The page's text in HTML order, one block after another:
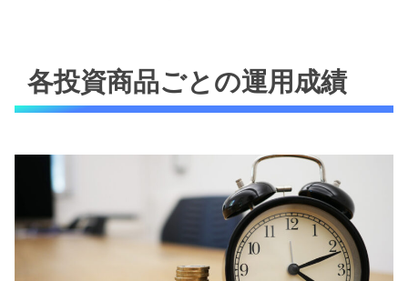
各投資商品ごとの運用成績